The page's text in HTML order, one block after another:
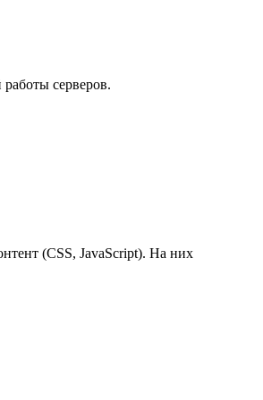
серверов.
(CSS, JavaScript). На них